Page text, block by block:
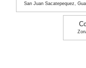
San Juan Sacatepequez,